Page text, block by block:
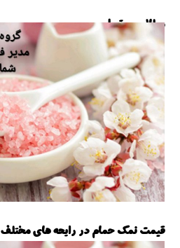
مطالب مرتبط ...
قیمت نمک حمام در رایحه های مختلف